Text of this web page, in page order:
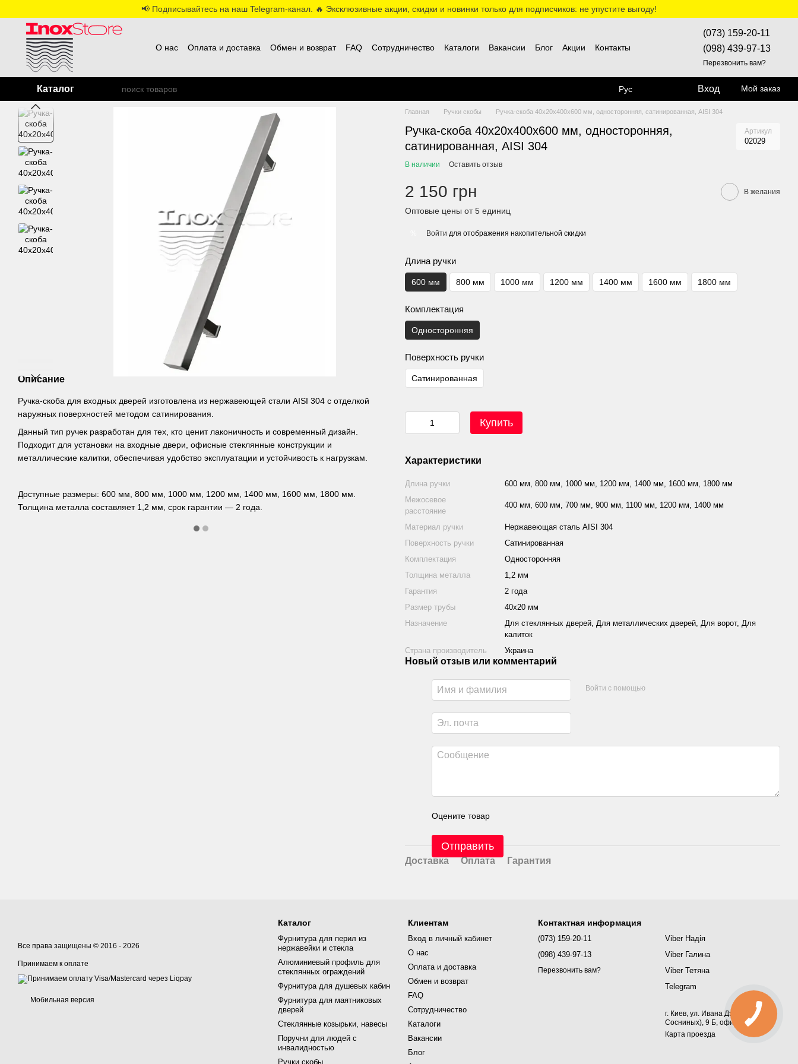
📢 Подписывайтесь на наш Telegram-канал. 🔥 Эксклюзивные акции, скидки и новинки только для подписчиков: не упустите выгоду!
О нас Оплата и доставка Обмен и возврат FAQ Сотрудничество Каталоги Вакансии Блог Акции Контакты
(073) 159-20-11
(098) 439-97-13
Перезвонить вам?
Каталог Рус Вход Мой заказ
Описание
Ручка-скоба для входных дверей изготовлена ​​из нержавеющей стали AISI 304 с отделкой
наружных поверхностей методом сатинирования.
Данный тип ручек разработан для тех, кто ценит лаконичность и современный дизайн.
Подходит для установки на входные двери, офисные стеклянные конструкции и
металлические калитки, обеспечивая удобство эксплуатации и устойчивость к нагрузкам.
Доступные размеры: 600 мм, 800 мм, 1000 мм, 1200 мм, 1400 мм, 1600 мм, 1800 мм.
Толщина металла составляет 1,2 мм, срок гарантии — 2 года.
Главная Ручки скобы Ручка-скоба 40х20х400х600 мм, односторонняя, сатинированная, AISI 304
Ручка-скоба 40х20х400х600 мм, односторонняя,
сатинированная, AISI 304
Артикул
02029
В наличии Оставить отзыв
2 150 грн В желания
Оптовые цены от 5 единиц
Войти для отображения накопительной скидки
Длина ручки
600 мм 800 мм 1000 мм 1200 мм 1400 мм 1600 мм 1800 мм
Комплектация
Односторонняя
Поверхность ручки
Сатинированная
Купить
Характеристики
Длина ручки
600 мм, 800 мм, 1000 мм, 1200 мм, 1400 мм, 1600 мм, 1800 мм
Межосевое
расстояние
400 мм, 600 мм, 700 мм, 900 мм, 1100 мм, 1200 мм, 1400 мм
Материал ручки
Нержавеющая сталь AISI 304
Поверхность ручки
Сатинированная
Комплектация
Односторонняя
Толщина металла
1,2 мм
Гарантия
2 года
Размер трубы
40х20 мм
Назначение
Для стеклянных дверей, Для металлических дверей, Для ворот, Для
калиток
Страна производитель
Украина
Новый отзыв или комментарий
Войти с помощью
Оцените товар
Отправить
Доставка Оплата Гарантия
Все права защищены © 2016 - 2026
Принимаем к оплате
Мобильная версия
Каталог
Фурнитура для перил из
нержавейки и стекла
Алюминиевый профиль для
стеклянных ограждений
Фурнитура для душевых кабин
Фурнитура для маятниковых
дверей
Стеклянные козырьки, навесы
Поручни для людей с
инвалидностью
Ручки скобы
Клиентам
Вход в личный кабинет
О нас
Оплата и доставка
Обмен и возврат
FAQ
Сотрудничество
Каталоги
Вакансии
Блог
Контактная информация
(073) 159-20-11
(098) 439-97-13
Перезвонить вам?
Viber Надія
Viber Галина
Viber Тетяна
Telegram
г. Киев, ул. Ивана Дзюбы (Семьи
Сосниных), 9 Б, офис 367
Карта проезда